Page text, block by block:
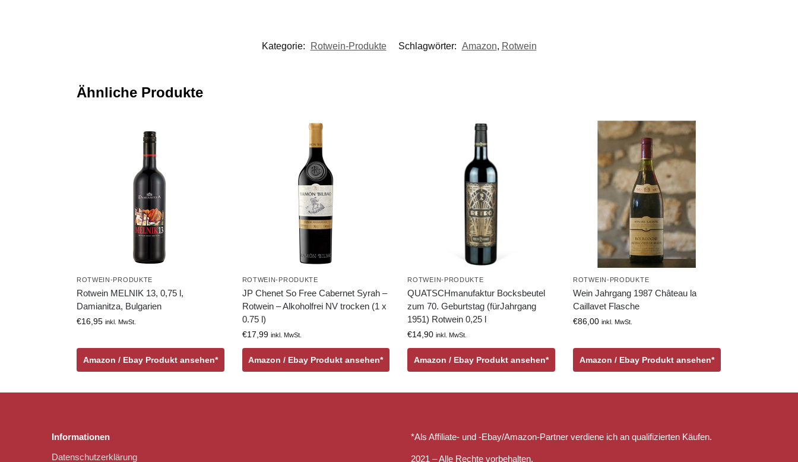
Kategorie: Rotwein-Produkte Schlagwörter: Amazon, Rotwein
Ähnliche Produkte
ROTWEIN-PRODUKTE
Rotwein MELNIK 13, 0,75 l,
Damianitza, Bulgarien
€16,95 inkl. MwSt.
Amazon / Ebay Produkt ansehen*
ROTWEIN-PRODUKTE
JP Chenet So Free Cabernet Syrah –
Rotwein – Alkoholfrei NV trocken (1 x
0.75 l)
€17,99 inkl. MwSt.
Amazon / Ebay Produkt ansehen*
ROTWEIN-PRODUKTE
QUATSCHmanufaktur Bocksbeutel
zum 70. Geburtstag (fürJahrgang
1951) Rotwein 0,25 l
€14,90 inkl. MwSt.
Amazon / Ebay Produkt ansehen*
ROTWEIN-PRODUKTE
Wein Jahrgang 1987 Château la
Caillavet Flasche
€86,00 inkl. MwSt.
Amazon / Ebay Produkt ansehen*
Informationen
Datenschutzerklärung
*Als Affiliate- und -Ebay/Amazon-Partner verdiene ich an qualifizierten Käufen.
2021 – Alle Rechte vorbehalten.